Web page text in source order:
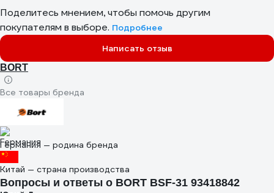
Поделитесь мнением, чтобы помочь другим
покупателям в выборе. Подробнее
Написать отзыв
BORT
Все товары бренда
Германия — родина бренда
Китай — страна производства
Вопросы и ответы о BORT BSF-31 93418842